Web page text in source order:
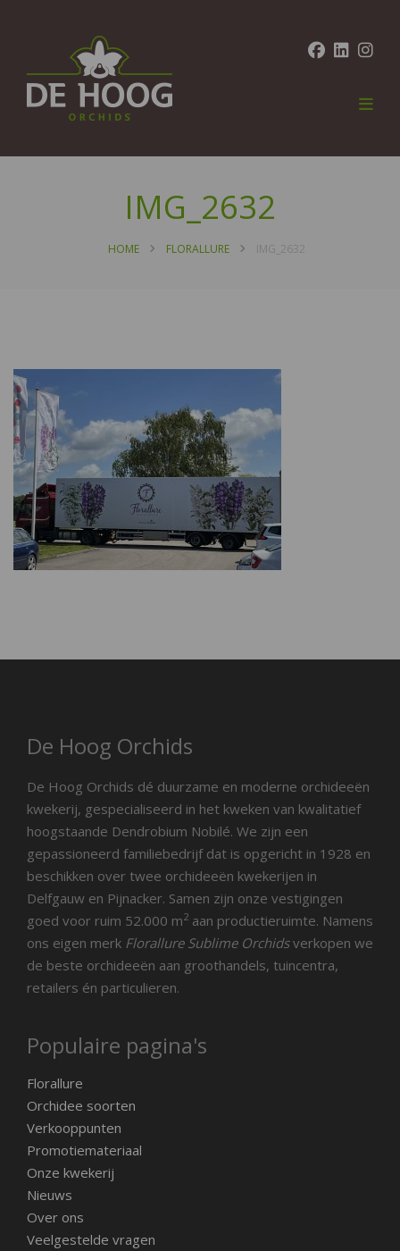
IMG_2632
HOME FLORALLURE IMG_2632
De Hoog Orchids
De Hoog Orchids dé duurzame en moderne orchideeën
kwekerij, gespecialiseerd in het kweken van kwalitatief
hoogstaande Dendrobium Nobilé. We zijn een
gepassioneerd familiebedrijf dat is opgericht in 1928 en
beschikken over twee orchideeën kwekerijen in
Delfgauw en Pijnacker. Samen zijn onze vestigingen
goed voor ruim 52.000 m2 aan productieruimte. Namens
ons eigen merk Florallure Sublime Orchidsverkopen we
de beste orchideeën aan groothandels, tuincentra,
retailers én particulieren.
Populaire pagina's
Florallure
Orchidee soorten
Verkooppunten
Promotiemateriaal
Onze kwekerij
Nieuws
Over ons
Veelgestelde vragen